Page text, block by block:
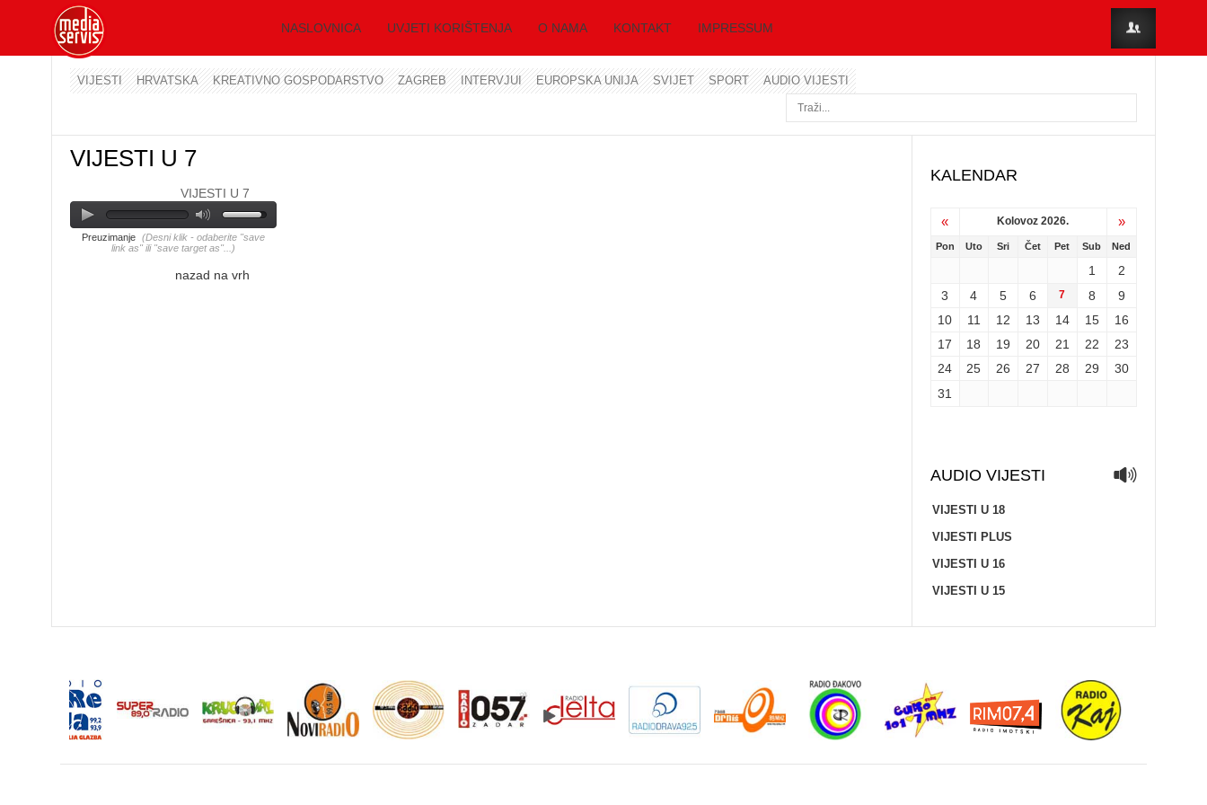
NASLOVNICA UVJETI KORIŠTENJA O NAMA KONTAKT IMPRESSUM
VIJESTI HRVATSKA KREATIVNO GOSPODARSTVO ZAGREB INTERVJUI EUROPSKA UNIJA SVIJET SPORT AUDIO VIJESTI
VIJESTI U 7
VIJESTI U 7
Preuzimanje (Desni klik - odaberite "save
link as" ili "save target as"...)
nazad na vrh
KALENDAR
« Kolovoz 2026. »
Pon Uto Sri Čet Pet Sub Ned
1
2
3
4 5 6 7 8
9
10
11 12 13 14 15
16
17
18 19 20 21 22
23
24
25 26 27 28 29
30
31
AUDIO VIJESTI
VIJESTI U 18
VIJESTI PLUS
VIJESTI U 16
VIJESTI U 15